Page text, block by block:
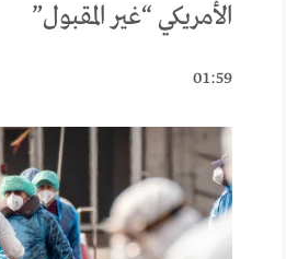
الأمريكي “غير المقبول”
01:59